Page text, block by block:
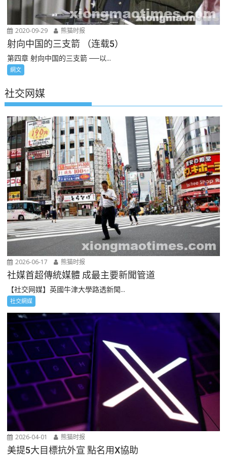
2020-09-29 熊猫时报
射向中国的三支箭 （连载5）
第四章 射向中国的三支箭 ──以...
網文
社交网媒
2026-06-17 熊猫时报
社媒首超傳統媒體 成最主要新聞管道
【社交网媒】英國牛津大學路透新聞...
社交網媒
2026-04-01 熊猫时报
美提5大目標抗外宣 點名用X協助